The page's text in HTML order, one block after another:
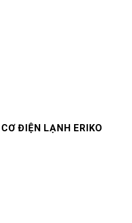
ĐIỆN LẠNH ERIKO